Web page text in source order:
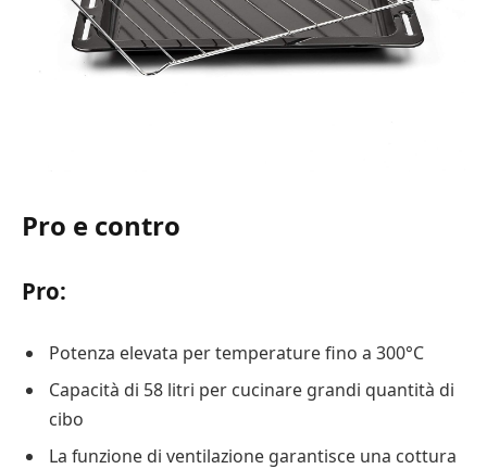
Pro e contro
Pro:
Potenza elevata per temperature fino a 300°C
Capacità di 58 litri per cucinare grandi quantità di
cibo
La funzione di ventilazione garantisce una cottura